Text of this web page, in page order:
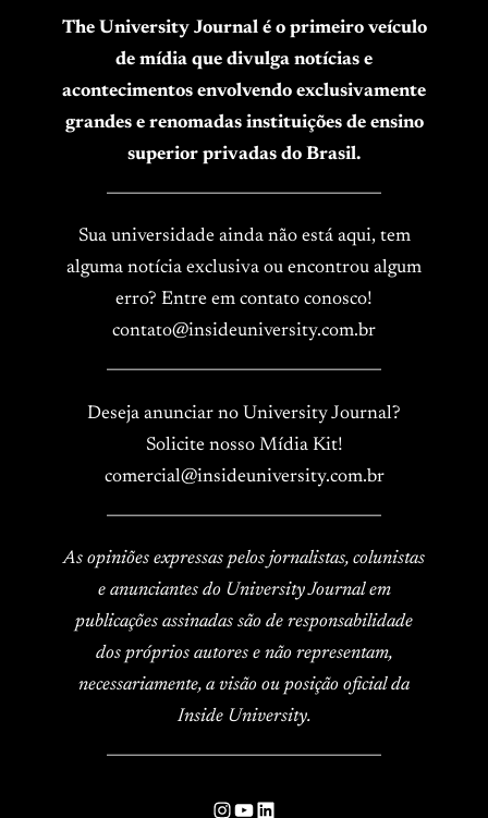
The University Journal é o primeiro veículo
de mídia que divulga notícias e
acontecimentos envolvendo exclusivamente
grandes e renomadas instituições de ensino
superior privadas do Brasil.
Sua universidade ainda não está aqui, tem
alguma notícia exclusiva ou encontrou algum
erro? Entre em contato conosco!
contato@insideuniversity.com.br
Deseja anunciar no University Journal?
Solicite nosso Mídia Kit!
comercial@insideuniversity.com.br
As opiniões expressas pelos jornalistas, colunistas
e anunciantes do University Journal em
publicações assinadas são de responsabilidade
dos próprios autores e não representam,
necessariamente, a visão ou posição oficial da
Inside University.
Instagram
YouTube
LinkedIn